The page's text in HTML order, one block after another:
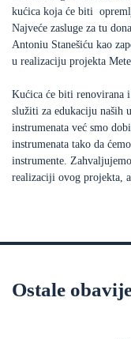
kućica koja će biti
Najveće zasluge za tu
Antoniu Stanešiću kao
u realizaciju projekta
Kućica će biti renovirana
služiti za edukaciju naših
instrumenata već smo
instrumenata tako da
instrumente.
realizaciji ovog projekta,
Ostale